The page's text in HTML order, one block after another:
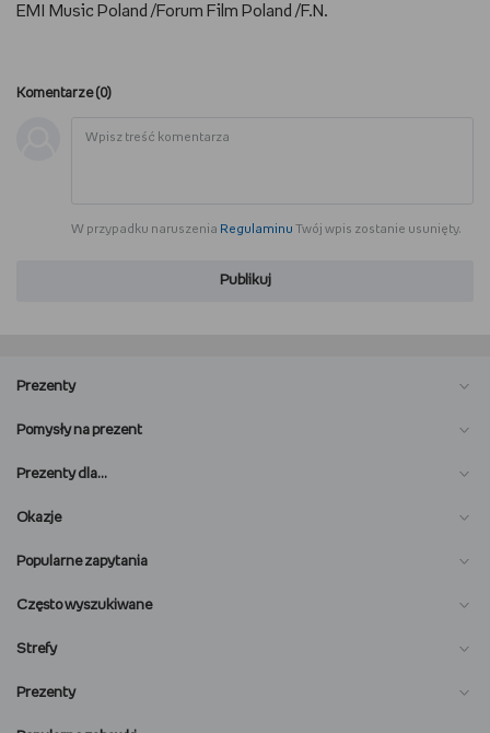
EMI Music Poland /Forum Film Poland /F.N.
Komentarze (0)
W przypadku naruszenia Regulaminu Twój wpis zostanie usunięty.
Publikuj
Prezenty
Pomysły na prezent
Prezenty dla…
Okazje
Popularne zapytania
Często wyszukiwane
Strefy
Prezenty